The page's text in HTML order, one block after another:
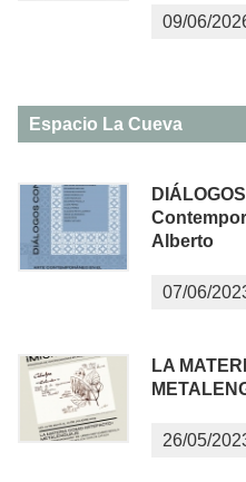
09/06/
Espacio La Cueva
Alberto
07/06/
LA
26/05/